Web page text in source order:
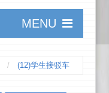
MENU
(12)学生接驳车